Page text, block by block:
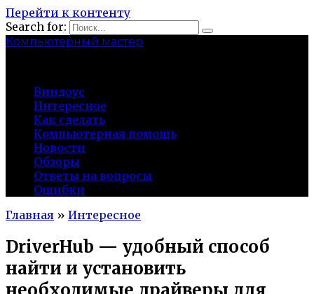
Перейти к контенту
Search for:
Компьютерный мастер
Виндоус
Интересное
Как сделать
Компьютерная помощь
Новости
Обзоры
Ответы на вопросы
Ошибки
Главная » Интересное
DriverHub — удобный способ
найти и установить